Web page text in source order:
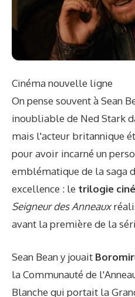
Cinéma nouvelle ligne
On pense souvent à Sean
inoubliable de Ned Stark
mais l'acteur britannique
pour avoir incarné un
emblématique de la saga
excellence : le trilogie
Seigneur des Anneaux
avant la première de la
Sean Bean y jouait Boromir
la Communauté de
Blanche qui portait la